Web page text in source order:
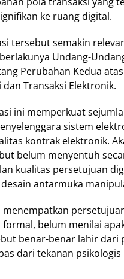
ke ruang digital.
tersebut semakin
Undang-
Perubahan Kedua
Transaksi Elektronik.
ini memperkuat
sistem
kontrak elektronik.
belum menyentuh
kualitas persetujuan
antarmuka
menempatkan
formal, belum menilai
benar-benar lahir dari
dari tekanan psikologis